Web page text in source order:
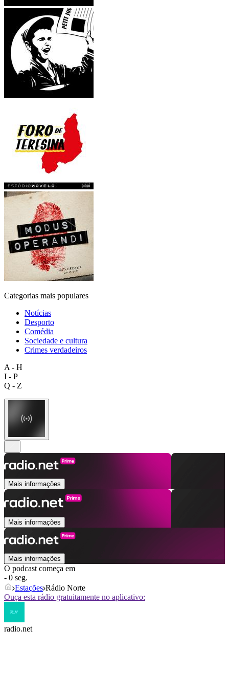
Categorias mais populares
Notícias
Desporto
Comédia
Sociedade e cultura
Crimes verdadeiros
A - H
I - P
Q - Z
Mais informações
Mais informações
Mais informações
O podcast começa em
- 0 seg.
Estações Rádio Norte
Ouça esta rádio gratuitamente no aplicativo:
radio.net